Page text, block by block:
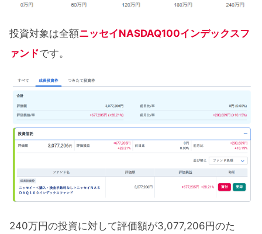
投資対象は全額ニッセイNASDAQ100インデックスフ
ァンドです。
240万円の投資に対して評価額が3,077,206円のた